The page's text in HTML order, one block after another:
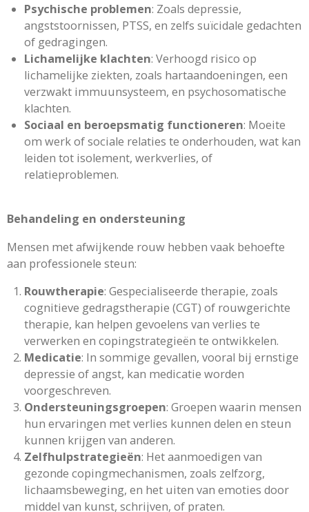
Psychische problemen: Zoals depressie,
angststoornissen, PTSS, en zelfs suïcidale gedachten
of gedragingen.
Lichamelijke klachten: Verhoogd risico op
lichamelijke ziekten, zoals hartaandoeningen, een
verzwakt immuunsysteem, en psychosomatische
klachten.
Sociaal en beroepsmatig functioneren: Moeite
om werk of sociale relaties te onderhouden, wat kan
leiden tot isolement, werkverlies, of
relatieproblemen.
Behandeling en ondersteuning
Mensen met afwijkende rouw hebben vaak behoefte
aan professionele steun:
Rouwtherapie: Gespecialiseerde therapie, zoals
cognitieve gedragstherapie (CGT) of rouwgerichte
therapie, kan helpen gevoelens van verlies te
verwerken en copingstrategieën te ontwikkelen.
Medicatie: In sommige gevallen, vooral bij ernstige
depressie of angst, kan medicatie worden
voorgeschreven.
Ondersteuningsgroepen: Groepen waarin mensen
hun ervaringen met verlies kunnen delen en steun
kunnen krijgen van anderen.
Zelfhulpstrategieën: Het aanmoedigen van
gezonde copingmechanismen, zoals zelfzorg,
lichaamsbeweging, en het uiten van emoties door
middel van kunst, schrijven, of praten.